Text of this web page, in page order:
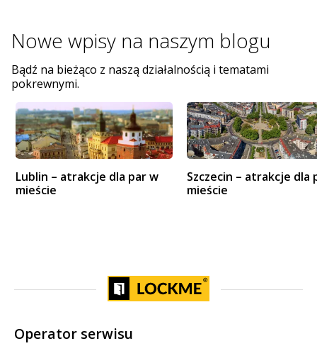
Nowe wpisy na naszym blogu
Bądź na bieżąco z naszą działalnością i tematami
pokrewnymi.
Lublin – atrakcje dla par w
mieście
Szczecin – atrakcje dla
mieście
Operator serwisu